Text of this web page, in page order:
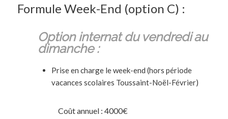
Formule Week-End (option C) :
Option internat du vendredi au
dimanche :
Prise en charge le week-end (hors période
vacances scolaires Toussaint-Noël-Février)
Coût annuel : 4000€